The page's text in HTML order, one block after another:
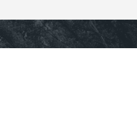
राज्य मनोरंजन लाइफस्टाइल